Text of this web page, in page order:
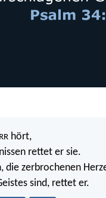
hört,
rettet er sie.
die zerbrochenen
sind, rettet er.